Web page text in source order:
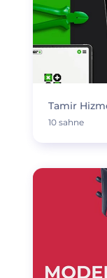
Tamir
10 sahne